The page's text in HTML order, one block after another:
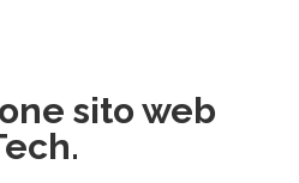
sito web